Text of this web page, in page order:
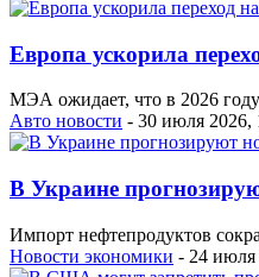
Европа ускорила
МЭА ожидает, что в 2026
Авто новости - 30 июля 2026,
В Украине
Импорт нефтепродуктов
Новости экономики - 24 июля